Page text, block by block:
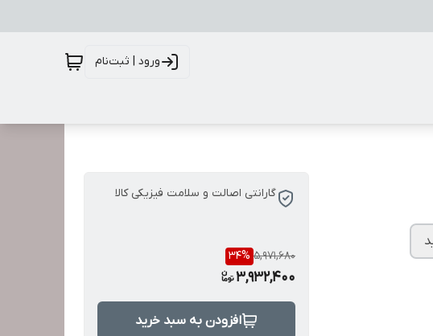
ورود | ثبت‌نام
گارانتی اصالت و سلامت فیزیکی کالا
5,971,680
34%
3,932,400
افزودن به سبد خرید